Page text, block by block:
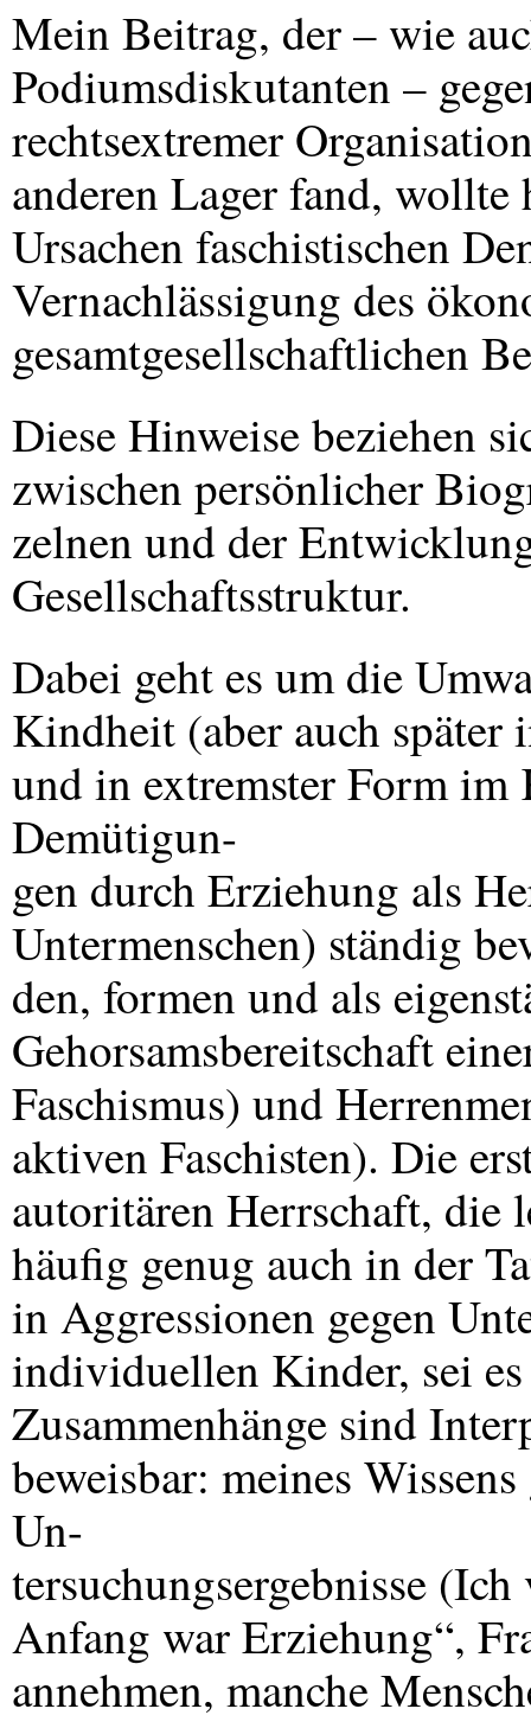
Mein Beitrag, der – wie
Podiumsdiskutanten –
rechtsextremer
anderen Lager fand,
Ursachen faschistischen
Vernachlässigung des
gesamtgesellschaftlichen
Diese Hinweise beziehen
zwischen persönlicher
zelnen und der
Gesellschaftsstruktur.
Dabei geht es um die
Kindheit (aber auch
und in extremster Form
Demütigun-
gen durch Erziehung als
Untermenschen) ständig
den, formen und als
Gehorsamsbereitschaft
Faschismus) und
aktiven Faschisten). Die
autoritären Herrschaft, die
häufig genug auch in der
in Aggressionen gegen
individuellen Kinder, sei
Zusammenhänge sind
beweisbar: meines
Un-
tersuchungsergebnisse
Anfang war Erziehung“,
annehmen, manche